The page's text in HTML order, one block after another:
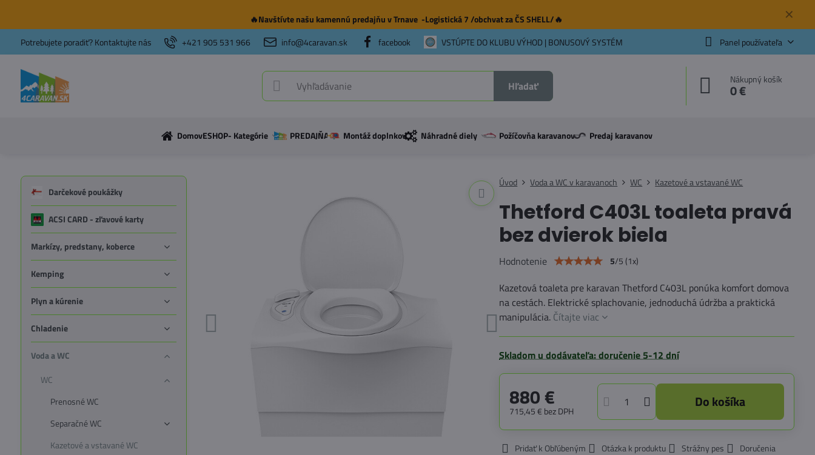
✕
🔥Navštívte našu kamennú predajňuv Trnave -Logistická 7 /obchvat za ČS SHELL/🔥
Potrebujete poradiť? Kontaktujte nás
+421 905 531 966 info@4caravan.sk facebook VSTÚPTE DO KLUBU VÝHOD | BONUSOVÝ SYSTÉM Panel používateľa
Hľadať Nákupný košík
0 €
DomovESHOP- Kategórie PREDAJŇA Montáž doplnkov Náhradné diely Požíčovňa karavanov Predaj karavanov
Úvod Voda a WC v karavanoch WC Kazetové a vstavané WC
Thetford C403L toaleta pravá
bez dvierok biela
Hodnotenie 5/5(1x)
Kazetová toaleta pre karavan Thetford C403L ponúka komfort domova
na cestách. Elektrické splachovanie, jednoduchá údržba a praktická
manipulácia. Čítajte viac
Skladom u dodávateľa: doručenie 5-12 dní
880 €
715,45 € bez DPH
Do košíka
Pridať k Obľúbeným Otázka k produktu Strážny pes
Doručenia
Darčekové poukážky
ACSI CARD - zľavové karty
Markízy, predstany, koberce
Kemping
Plyn a kúrenie
Chladenie
Voda a WC
WC
Prenosné WC
Separačné WC
Kazetové a vstavané WC